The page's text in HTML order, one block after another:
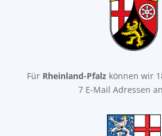
Für Rheinland-Pfalz können wir
7 E-Mail Adressen